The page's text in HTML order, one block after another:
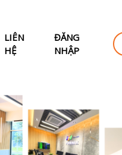
LIÊN
HỆ
ĐĂNG
NHẬP